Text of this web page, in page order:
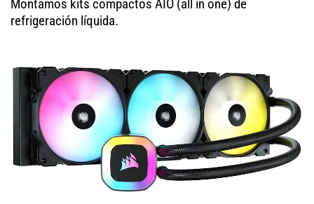
Montamos kits compactos AIO (all in one) de
refrigeración líquida.